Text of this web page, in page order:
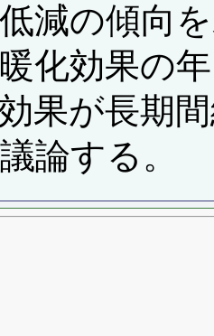
減の傾向
化効果の
果が長期
論する。